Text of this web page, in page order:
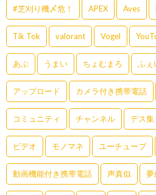
#芝刈り機〆危！ APEX Aves
Tik Tok valorant Vogel
あぶ うまい ちょむまろ ふぇ
アップロード カメラ付き携帯電話
コミュニティ チャンネル デス集
ビデオ モノマネ ユーチューブ
動画機能付き携帯電話 声真似 夢